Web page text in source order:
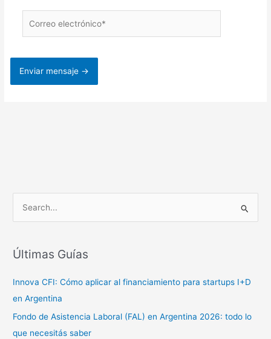
electrónico*
c
r
p
o
r
Últimas Guías
Innova CFI: Cómo aplicar al financiamiento para startups I+D
en Argentina
Fondo de Asistencia Laboral (FAL) en Argentina 2026: todo lo
que necesitás saber